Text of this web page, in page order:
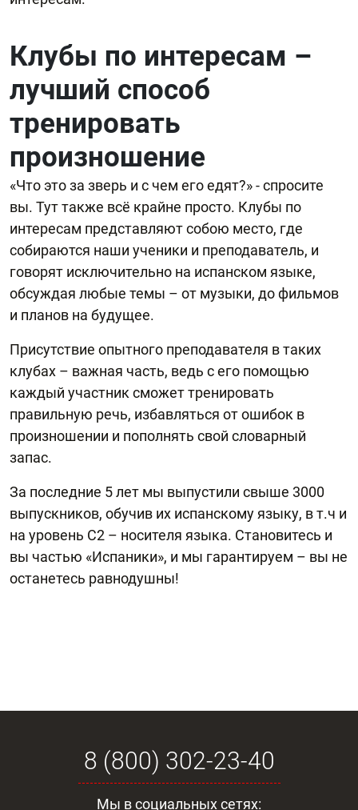
Клубы по интересам –
лучший способ
тренировать
произношение
«Что это за зверь и с чем его едят?» - спросите
вы. Тут также всё крайне просто. Клубы по
интересам представляют собою место, где
собираются наши ученики и преподаватель, и
говорят исключительно на испанском языке,
обсуждая любые темы – от музыки, до фильмов
и планов на будущее.
Присутствие опытного преподавателя в таких
клубах – важная часть, ведь с его помощью
каждый участник сможет тренировать
правильную речь, избавляться от ошибок в
произношении и пополнять свой словарный
запас.
За последние 5 лет мы выпустили свыше 3000
выпускников, обучив их испанскому языку, в т.ч и
на уровень С2 – носителя языка. Становитесь и
вы частью «Испаники», и мы гарантируем – вы не
останетесь равнодушны!
8 (800) 302-23-40
Мы в социальных сетях: